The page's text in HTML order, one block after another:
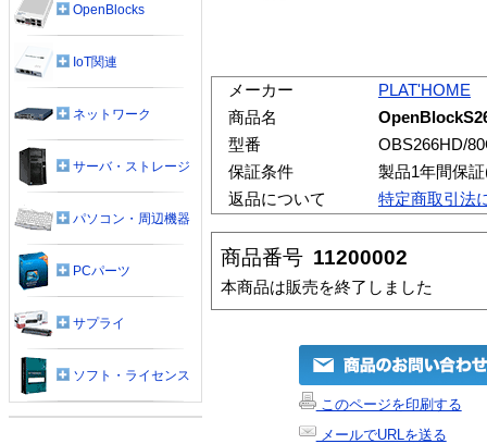
メーカー
PLAT'HOME
商品名
型番
OBS266HD/
保証条件
製品1年間保
返品について
特定商取引法
商品番号 11200002
本商品は販売を終了しました
このページを印刷する
メールでURLを送る
OpenBlocks
IoT関連
ネットワーク
サーバ・ストレージ
パソコン・周辺機器
PCパーツ
サプライ
ソフト・ライセンス